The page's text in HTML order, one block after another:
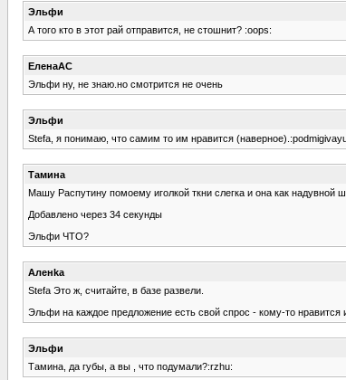
Эльфи
А того кто в этот рай отправится, не стошнит? :oops:
ЕленаАС
Эльфи ну, не знаю.но смотрится не очень
Эльфи
Stefa, я понимаю, что самим то им нравится
Тамина
Машу Распутину помоему иголкой ткни слегка и она как
Добавлено через 34 секунды
Эльфи ЧТО?
Аленka
Stefa Это ж, считайте, в базе развели.
Эльфи на каждое предложение есть свой спрос - кому-то
Эльфи
Тамина, да губы, а вы , что подумали?:rzhu: